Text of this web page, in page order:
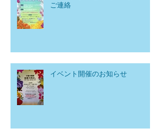
ご連絡
イベント開催のお知らせ